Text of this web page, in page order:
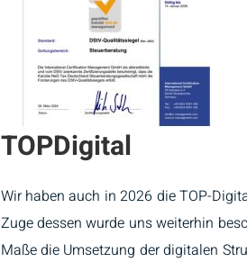
TOPDigital
Wir haben auch in 2026 die TOP-
Zuge dessen wurde uns weiterhin
Maße die Umsetzung der digitalen